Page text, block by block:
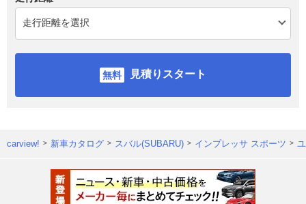
見積りスタート
carview! 新車カタログ スバル(SUBARU) インプレッサ スポーツ